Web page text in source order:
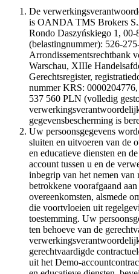
De
is OANDA TMS Brokers
Rondo Daszyńskiego 1, 00-
(belastingnummer): 526-
Arrondissementsrechtbank
Warschau, XIIIe
Gerechtsregister,
nummer KRS:
537 560 PLN (volledig
gegevensbescherming is
Uw persoonsgegevens
sluiten en uitvoeren van de
en educatieve diensten en
account tussen u en de
inbegrip van het nemen van
betrokkene voorafgaand
overeenkomsten, alsmede
die voortvloeien uit
toestemming. Uw
ten behoeve van de
gerechtvaardigde
uit het Demo-